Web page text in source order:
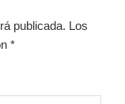
publicada. Los
*